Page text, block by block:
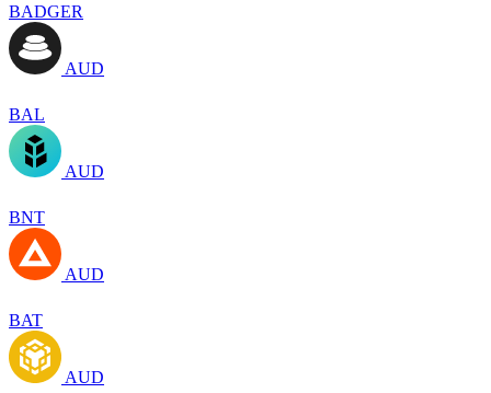
BADGER
AUD
BAL
AUD
BNT
AUD
BAT
AUD